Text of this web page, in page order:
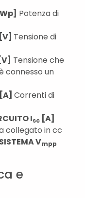
Potenza di
[V] Tensione di
[V] Tensione che
connesso un
[A] Correnti di
Isc [A]
collegato in cc
Vmpp
e